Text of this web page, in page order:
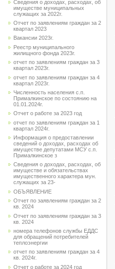
Сведения о доходах, расходах, об
имуществе муниципальных
служащих за 2022г.
Отчет по заявлениям граждан за 2
квартал 2023
Вакансии 2023г.
Реестр муниципального
жилищного фонда 2023г.
отчет по заявлениям граждан за 3
квартал 2023г.
отчет по заявлениям граждан за 4
квартал 2023г.
Численность населения с.п.
Прималкинское по состоянию на
01.01.2024г.
Отчет о работе за 2023 год
отчет по заявлениям граждан за 1
квартал 2024г.
Информация о предоставлении
сведений о доходах, расходах об
имуществе депутатами МСУ с.п.
Прималкинское з
Сведения о доходах, расходах, об
имуществе и обязательствах
имущественного характера мун.
служащих за 23-
ОБЪЯВЛЕНИЕ
Отчет по заявлениям граждан за 2
кв. 2024
Отчет по заявлениям граждан за 3
кв. 2024
номера телефонов службы ЕДДС
для обращений потребителей
теплоэнергии
отчет по заявлениям граждан за 4
кв. 2024г.
Отчет о работе за 2024 год